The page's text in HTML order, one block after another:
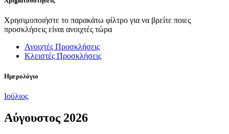
Χρησιμοποιήστε το παρακάτω φίλτρο για να βρείτε ποιες
προσκλήσεις είναι ανοιχτές τώρα
Ανοιχτές Προσκλήσεις
Κλειστές Προσκλήσεις
Ημερολόγιο
Ιούλιος
Αύγουστος 2026